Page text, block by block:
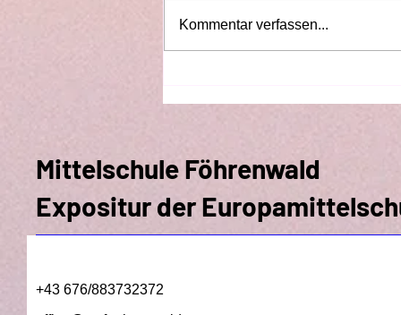
Kommentar verfassen...
Mittelschule Föhrenwald
Expositur der
+43 676/883732372